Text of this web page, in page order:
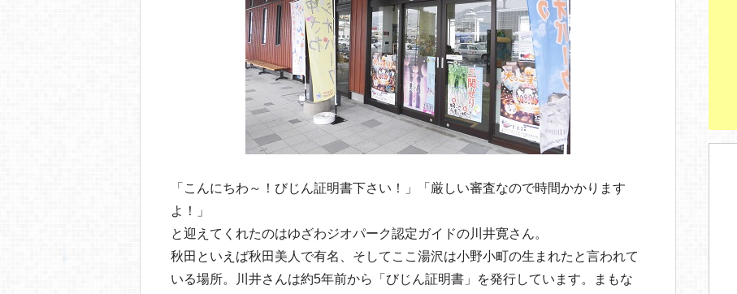
「こんにちわ～！びじん証明書下さい！」「厳しい審査なので時間かかります
よ！」
と迎えてくれたのはゆざわジオパーク認定ガイドの川井寛さん。
秋田といえば秋田美人で有名、そしてここ湯沢は小野小町の生まれたと言われて
いる場所。川井さんは約5年前から「びじん証明書」を発行しています。まもな